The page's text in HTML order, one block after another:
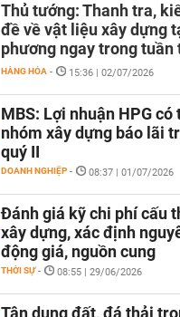
Thủ tướng: Thanh tra,
đề về vật liệu xây dựng
phương ngay trong tuần
HÀNG HÓA - 15:36 | 02/07/2026
MBS: Lợi nhuận HPG có
nhóm xây dựng báo lãi
quý II
DOANH NGHIỆP - 08:37 | 01/07/2026
Đánh giá kỹ chi phí cấu
xây dựng, xác định
động giá, nguồn cung
THỜI SỰ - 08:55 | 29/06/2026
Tận dụng đất, đá thải